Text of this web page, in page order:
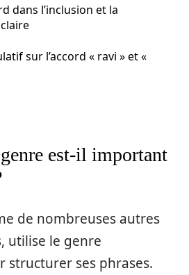
dans l’inclusion et la
sur l’accord « ravi » et «
est-il important
de nombreuses autres
utilise le genre
structurer ses phrases.